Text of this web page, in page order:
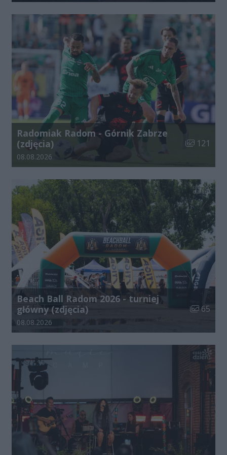
Radomiak Radom - Górnik Zabrze
(zdjęcia)
Liczba
121
Data dodania galerii:
08.08.2026
Beach Ball Radom 2026 - turniej
główny (zdjęcia)
Liczba
65
Data dodania galerii:
08.08.2026